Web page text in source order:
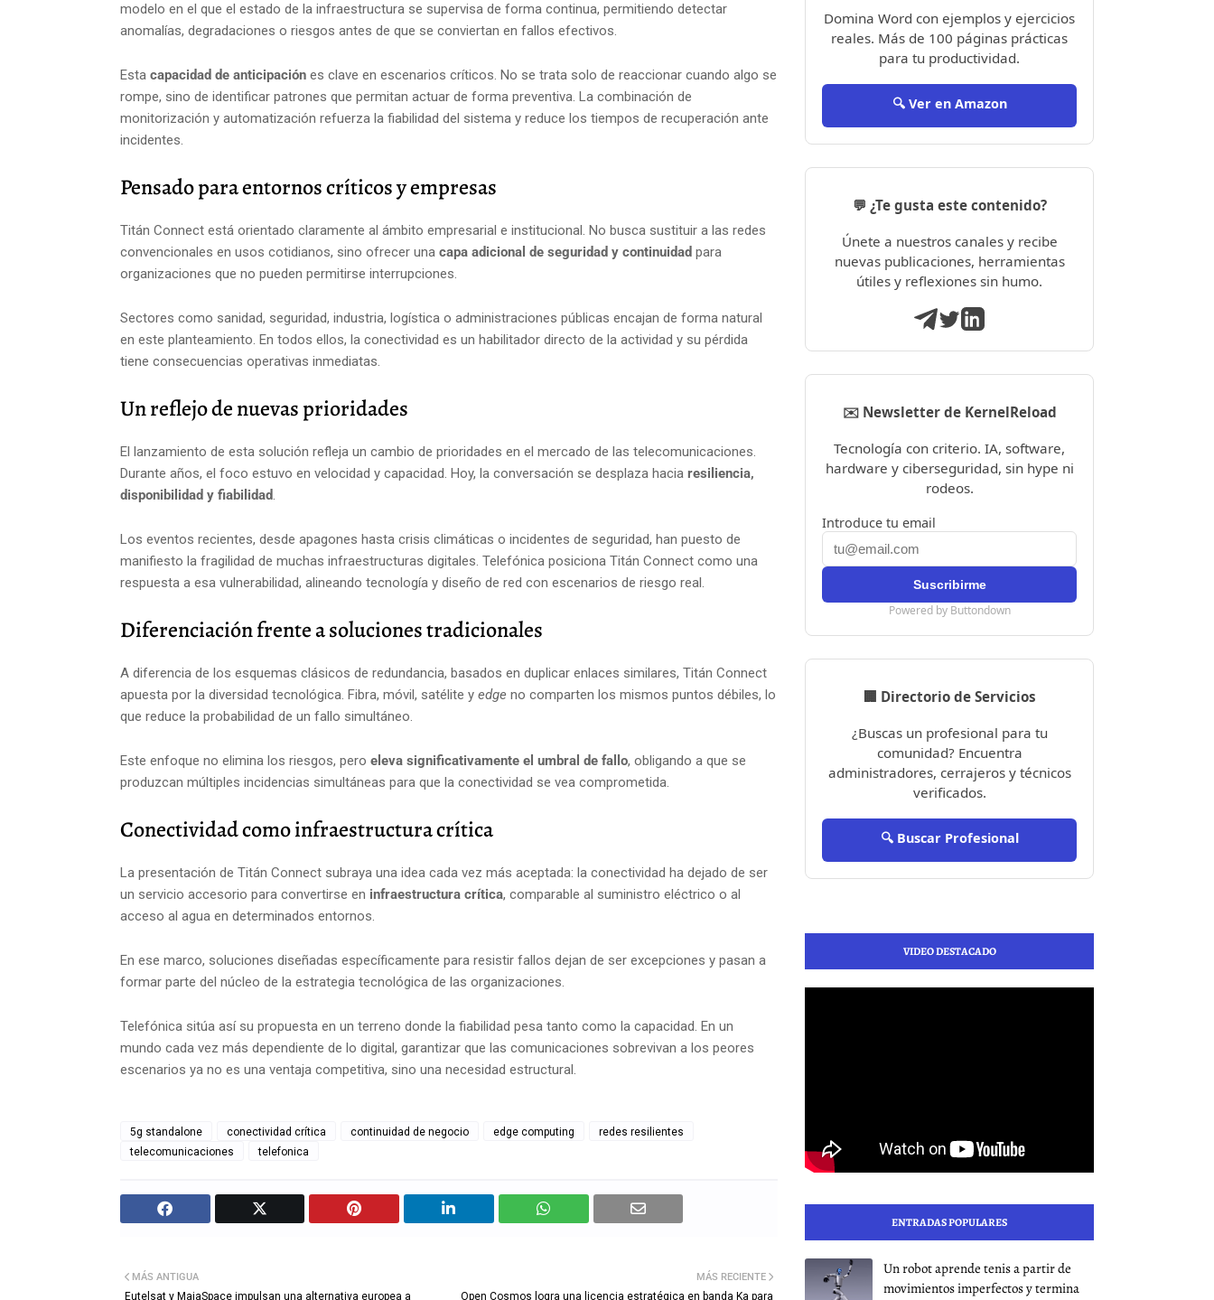
modelo en el que el estado de la infraestructura se supervisa de forma continua, permitiendo detectar
anomalías, degradaciones o riesgos antes de que se conviertan en fallos efectivos.
Esta capacidad de anticipación es clave en escenarios críticos. No se trata solo de reaccionar cuando algo se
rompe, sino de identificar patrones que permitan actuar de forma preventiva. La combinación de
monitorización y automatización refuerza la fiabilidad del sistema y reduce los tiempos de recuperación ante
incidentes.
Pensado para entornos críticos y empresas
Titán Connect está orientado claramente al ámbito empresarial e institucional. No busca sustituir a las redes
convencionales en usos cotidianos, sino ofrecer una capa adicional de seguridad y continuidad para
organizaciones que no pueden permitirse interrupciones.
Sectores como sanidad, seguridad, industria, logística o administraciones públicas encajan de forma natural
en este planteamiento. En todos ellos, la conectividad es un habilitador directo de la actividad y su pérdida
tiene consecuencias operativas inmediatas.
Un reflejo de nuevas prioridades
El lanzamiento de esta solución refleja un cambio de prioridades en el mercado de las telecomunicaciones.
Durante años, el foco estuvo en velocidad y capacidad. Hoy, la conversación se desplaza hacia resiliencia,
disponibilidad y fiabilidad.
Los eventos recientes, desde apagones hasta crisis climáticas o incidentes de seguridad, han puesto de
manifiesto la fragilidad de muchas infraestructuras digitales. Telefónica posiciona Titán Connect como una
respuesta a esa vulnerabilidad, alineando tecnología y diseño de red con escenarios de riesgo real.
Diferenciación frente a soluciones tradicionales
A diferencia de los esquemas clásicos de redundancia, basados en duplicar enlaces similares, Titán Connect
apuesta por la diversidad tecnológica. Fibra, móvil, satélite y edge no comparten los mismos puntos débiles, lo
que reduce la probabilidad de un fallo simultáneo.
Este enfoque no elimina los riesgos, pero eleva significativamente el umbral de fallo, obligando a que se
produzcan múltiples incidencias simultáneas para que la conectividad se vea comprometida.
Conectividad como infraestructura crítica
La presentación de Titán Connect subraya una idea cada vez más aceptada: la conectividad ha dejado de ser
un servicio accesorio para convertirse en infraestructura crítica, comparable al suministro eléctrico o al
acceso al agua en determinados entornos.
En ese marco, soluciones diseñadas específicamente para resistir fallos dejan de ser excepciones y pasan a
formar parte del núcleo de la estrategia tecnológica de las organizaciones.
Telefónica sitúa así su propuesta en un terreno donde la fiabilidad pesa tanto como la capacidad. En un
mundo cada vez más dependiente de lo digital, garantizar que las comunicaciones sobrevivan a los peores
escenarios ya no es una ventaja competitiva, sino una necesidad estructural.
5g standalone conectividad crítica continuidad de negocio edge computing
redes resilientes
telecomunicaciones
telefonica
MÁS RECIENTE
Open Cosmos logra una licencia estratégica en banda Ka para
MÁS ANTIGUA
Eutelsat y MaiaSpace impulsan una alternativa europea a
Domina Word con ejemplos y ejercicios
reales. Más de 100 páginas prácticas
para tu productividad.
🔍 Ver en Amazon
💬 ¿Te gusta este contenido?
Únete a nuestros canales y recibe
nuevas publicaciones, herramientas
útiles y reflexiones sin humo.
✉️ Newsletter de KernelReload
Tecnología con criterio. IA, software,
hardware y ciberseguridad, sin hype ni
rodeos.
Introduce tu email
Powered by Buttondown
🏢 Directorio de Servicios
¿Buscas un profesional para tu
comunidad? Encuentra
administradores, cerrajeros y técnicos
verificados.
🔍 Buscar Profesional
VIDEO DESTACADO
ENTRADAS POPULARES
Un robot aprende tenis a partir de
movimientos imperfectos y termina